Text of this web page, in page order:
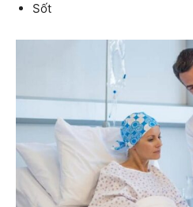
Sốt